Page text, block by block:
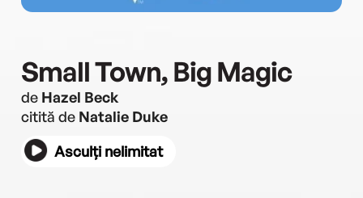
Small Town, Big Magic
de Hazel Beck
citită de Natalie Duke
Asculți nelimitat